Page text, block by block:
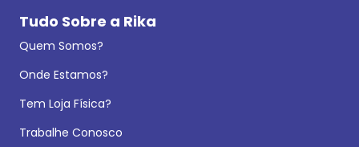
Tudo Sobre a Rika
Quem Somos?
Onde Estamos?
Tem Loja Física?
Trabalhe Conosco